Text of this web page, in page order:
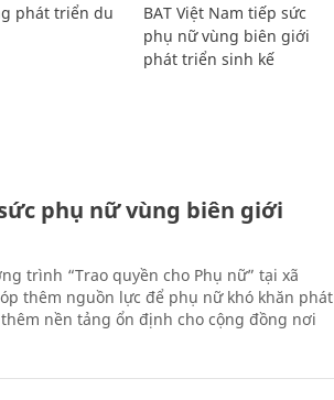
phát triển du
BAT Việt Nam tiếp sức
phụ nữ vùng biên giới
phát triển sinh kế
phụ nữ vùng biên giới
trình “Trao quyền cho Phụ nữ” tại xã
thêm nguồn lực để phụ nữ khó khăn phát
nền tảng ổn định cho cộng đồng nơi